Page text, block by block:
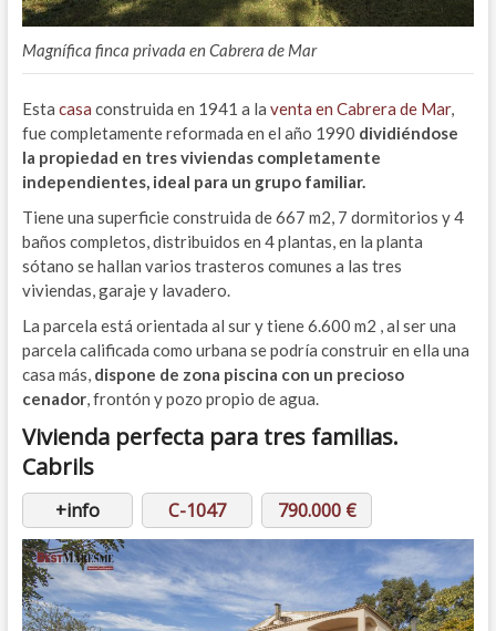
Magnífica finca privada en Cabrera de Mar
Esta casa construida en 1941 a la venta en Cabrera de Mar,
fue completamente reformada en el año 1990 dividiéndose
la propiedad en tres viviendas completamente
independientes, ideal para un grupo familiar.
Tiene una superficie construida de 667 m2, 7 dormitorios y 4
baños completos, distribuidos en 4 plantas, en la planta
sótano se hallan varios trasteros comunes a las tres
viviendas, garaje y lavadero.
La parcela está orientada al sur y tiene 6.600 m2 , al ser una
parcela calificada como urbana se podría construir en ella una
casa más, dispone de zona piscina con un precioso
cenador, frontón y pozo propio de agua.
Vivienda perfecta para tres familias.
Cabrils
+info C-1047 790.000 €